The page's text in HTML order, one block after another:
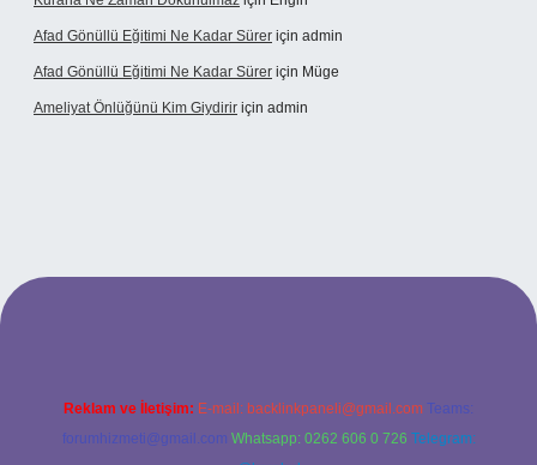
Afad Gönüllü Eğitimi Ne Kadar Sürer için admin
Afad Gönüllü Eğitimi Ne Kadar Sürer için Müge
Ameliyat Önlüğünü Kim Giydirir için admin
giriş
Reklam ve İletişim: E-mail: backlinkpaneli@gmail.com Teams:
forumhizmeti@gmail.com Whatsapp: 0262 606 0 726 Telegram: